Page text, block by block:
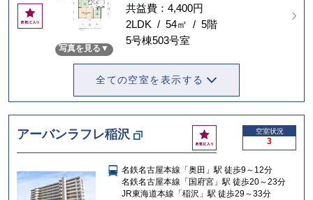
お
気
写真を見る
共益費：4,400円
2LDK / 54㎡ / 5階
5号棟503号室
全ての空室を表示する
アーバンラフレ稲沢
お
気
入
り
空室状況
3
名鉄名古屋本線「奥田」駅 徒歩9～12分
名鉄名古屋本線「国府宮」駅 徒歩20～23分
JR東海道本線「稲沢」駅 徒歩29～33分